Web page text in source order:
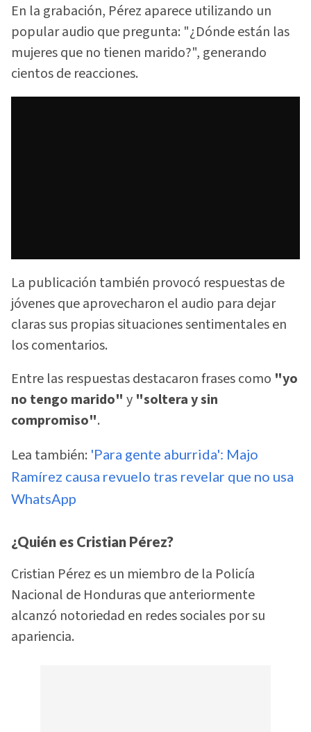
En la grabación, Pérez aparece utilizando un
popular audio que pregunta: "¿Dónde están las
mujeres que no tienen marido?", generando
cientos de reacciones.
La publicación también provocó respuestas de
jóvenes que aprovecharon el audio para dejar
claras sus propias situaciones sentimentales en
los comentarios.
Entre las respuestas destacaron frases como "yo
no tengo marido" y "soltera y sin
compromiso".
Lea también: 'Para gente aburrida': Majo
Ramírez causa revuelo tras revelar que no usa
WhatsApp
¿Quién es Cristian Pérez?
Cristian Pérez es un miembro de la Policía
Nacional de Honduras que anteriormente
alcanzó notoriedad en redes sociales por su
apariencia.